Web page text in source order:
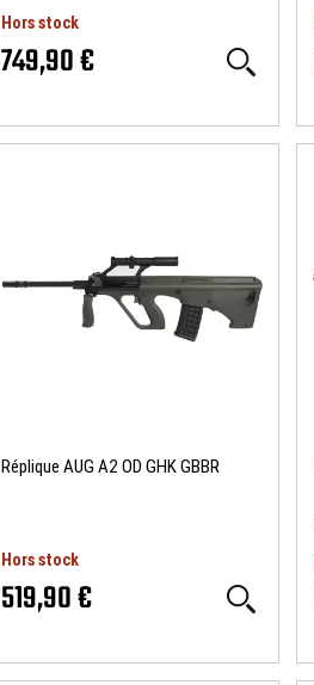
Hors stock
749,90 €
Réplique AUG A2 OD GHK GBBR
Hors stock
519,90 €